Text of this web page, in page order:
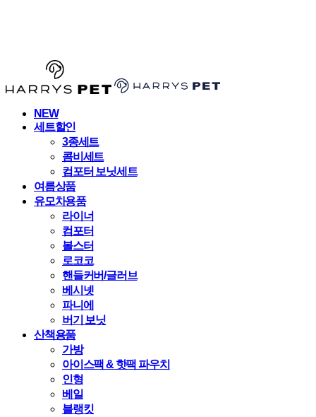
NEW
세트할인
3종세트
콤비세트
컴포터 보닛세트
여름상품
유모차용품
라이너
컴포터
볼스터
로코코
핸들커버/글러브
베시넷
파니에
버기 보닛
산책용품
가방
아이스팩 & 핫팩 파우치
인형
베일
블랭킷